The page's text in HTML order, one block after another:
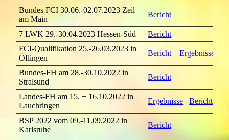
Bundes FCI 30.06.-02.07.2023 Zeil
am Main
Bericht
7 LWK 29.-30.04.2023 Hessen-Süd
Bericht
FCI-Qualifikation 25.-26.03.2023 in
Öflingen
Bericht Ergebnisse
Bundes-FH am 28.-30.10.2022 in
Stralsund
Bericht
Landes-FH am 15. + 16.10.2022 in
Lauchringen
Ergebnisse Bericht
BSP 2022 vom 09.-11.09.2022 in
Karlsruhe
Bericht